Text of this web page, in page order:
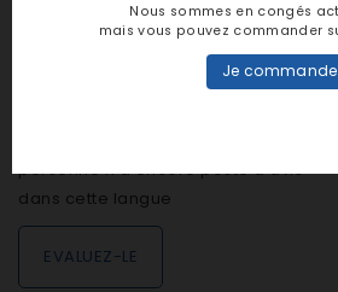
personne n'a encore posté d'avis
dans cette langue
EVALUEZ-LE
Nous sommes en congés
mais vous pouvez commander
Je commande